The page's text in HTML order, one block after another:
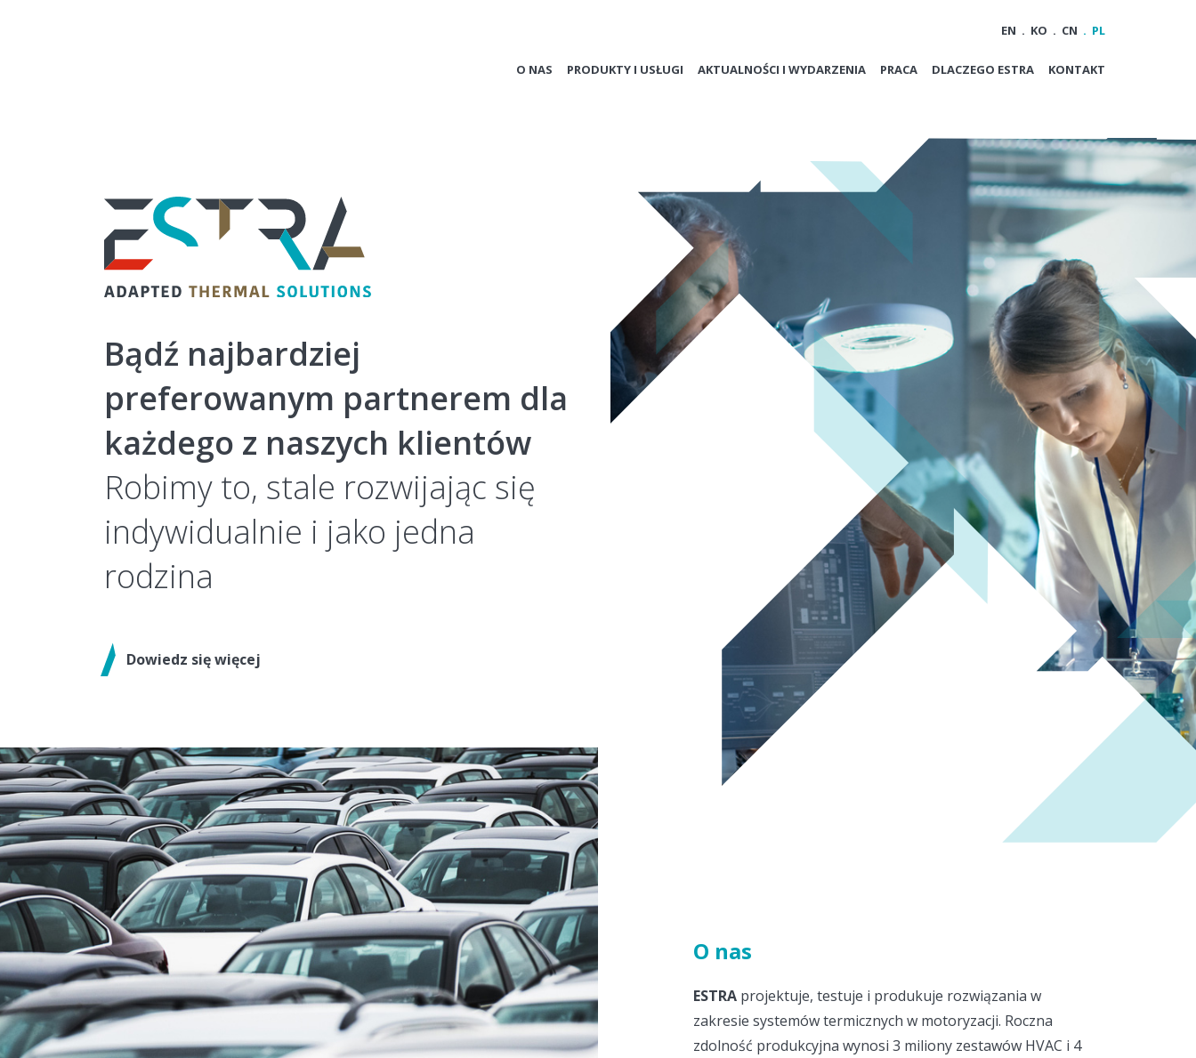
EN KO CN PL
O NAS PRODUKTY I USŁUGI AKTUALNOŚCI I WYDARZENIA PRACA DLACZEGO ESTRA KONTAKT
ESTRA
-
Adapted
Thermal
Solutions
Bądź najbardziej
preferowanym partnerem dla
każdego z naszych klientów
Robimy to, stale rozwijając się
indywidualnie i jako jedna
rodzina
Dowiedz się więcej
O nas
ESTRA projektuje, testuje i produkuje rozwiązania w
zakresie systemów termicznych w motoryzacji. Roczna
zdolność produkcyjna wynosi 3 miliony zestawów HVAC i 4